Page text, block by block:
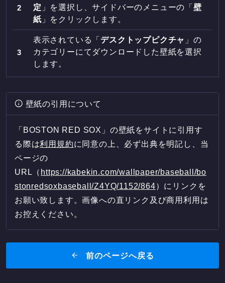
定 」を選択し、サイドバーのメニューの「壁
紙 」をクリックします。
表示されている「 デスクトップピクチャ 」の
カテゴリーにてダウンロードした壁紙を選択
します。
壁紙の引用について
「BOSTON RED SOX」の壁紙をサイトに引用す
る際は利用規約に同意の上、必ず出典を明記し、当
ページの
URL（ https://kabekin.com/wallpaper/baseball/bo
stonredsoxbaseball/Z4YQ/1152/864）にリンクを
お願い致します。画像への直リンク及び商用利用は
お控えください。
前のページへ戻る